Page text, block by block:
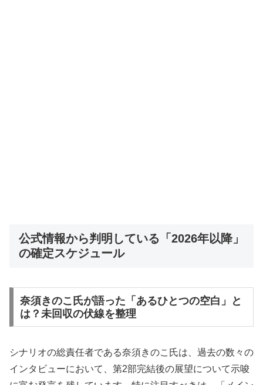
公式情報から判明している「2026年以降」
の確定スケジュール
奈須きのこ氏が語った「あるひとつの空白」と
は？未回収の伏線を整理
シナリオの総責任者である奈須きのこ氏は、過去の数々の
インタビューにおいて、第2部完結後の展望について示唆